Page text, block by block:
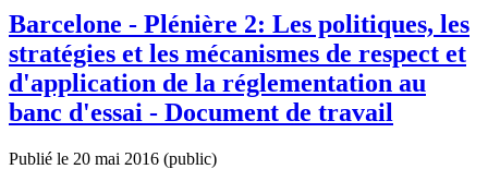
Barcelone - Plénière 2: Les politiques, les
stratégies et les mécanismes de respect et
d'application de la réglementation au
banc d'essai - Document de travail
Publié le 20 mai 2016 (public)